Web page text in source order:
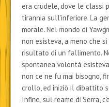
era crudele, dove le classi
tirannia sull’inferiore. La
morale. Nel mondo di
non esisteva, a meno che
risultato di un fallimento.
spontanea volontà
non ce ne fu mai bisogno,
crollo, ed iniziò il dibattito
Infine, sul reame di Serra,